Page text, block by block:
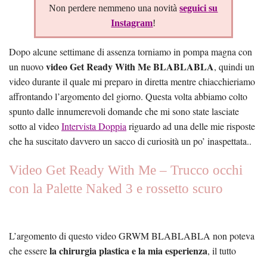
Non perdere nemmeno una novitàseguici su
Instagram!
Dopo alcune settimane di assenza torniamo in pompa magna con
un nuovovideo Get Ready With Me BLABLABLA, quindi un
video durante il quale mi preparo in diretta mentre chiacchieriamo
affrontando l’argomento del giorno. Questa volta abbiamo colto
spunto dalle innumerevoli domande che mi sono state lasciate
sotto al videoIntervista Doppia riguardo ad una delle mie risposte
che ha suscitato davvero un sacco di curiosità un po’ inaspettata..
Video Get Ready With Me – Trucco occhi
con la Palette Naked 3 e rossetto scuro
L’argomento di questo video GRWM BLABLABLA non poteva
che esserela chirurgia plastica e la mia esperienza, il tutto